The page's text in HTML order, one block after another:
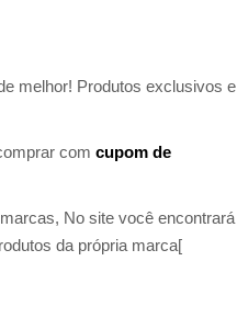
melhor! Produtos exclusivos e
com cupom de
No site você encontrará
da própria marca[